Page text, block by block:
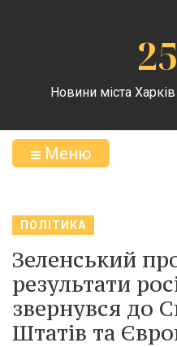
25
Новини міста Харків
Меню
ПОЛІТИКА
Зеленський
результати
звернувся до
Штатів та